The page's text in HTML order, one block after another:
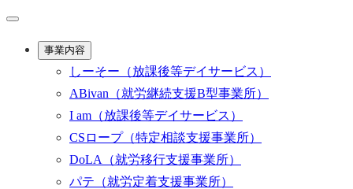
事業内容
しーそー （放課後等デイサービス）
ABivan （就労継続支援B型事業所）
I am （放課後等デイサービス）
CSロープ（特定相談支援事業所）
DoLA
（就労移行支援事業所）
パテ （就労定着支援事業所）